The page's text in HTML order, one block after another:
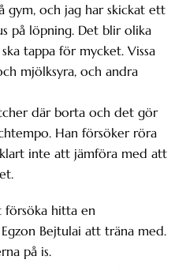
gym, och jag har skickat ett
på löpning. Det blir olika
tappa för mycket. Vissa
mjölksyra, och andra
där borta och det gör
Han försöker röra
inte att jämföra med att
försöka hitta en
Bejtulai att träna med.
på is.